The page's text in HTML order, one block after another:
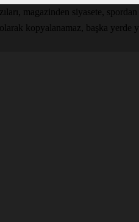
magazinden siyasete,
kopyalanamaz, başka